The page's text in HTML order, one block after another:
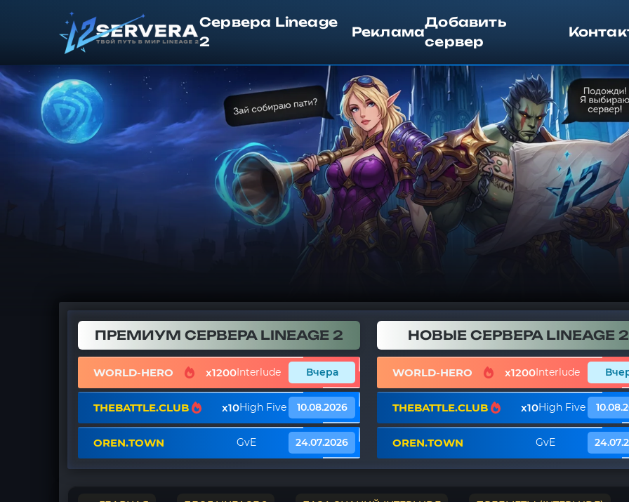
Сервера Lineage
2
Реклама
Добавить
сервер
ПРЕМИУМ СЕРВЕРА LINEAGE 2
WORLD-HERO x1200Interlude Вчера
THEBATTLE.CLUB x10High Five 10.08.2026
OREN.TOWN GvE 24.07.2026
НОВЫЕ СЕРВЕРА LINEAGE 2
WORLD-HERO x1200Interlude
THEBATTLE.CLUB x10High Five
OREN.TOWN GvE